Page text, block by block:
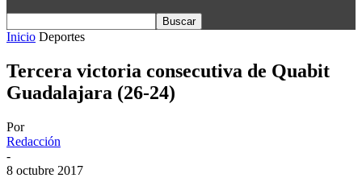
Inicio Deportes
Tercera victoria consecutiva de Quabit
Guadalajara (26-24)
Por
Redacción
-
8 octubre 2017